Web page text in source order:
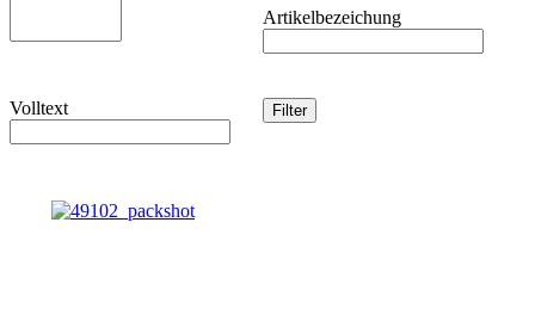
Artikelbezeichung
Volltext